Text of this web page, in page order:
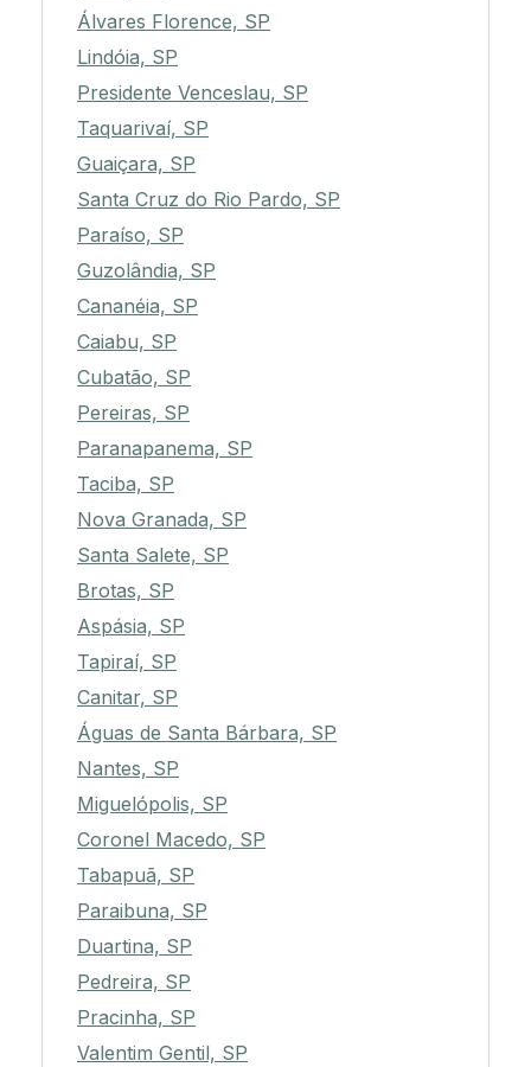
Álvares Florence, SP
Lindóia, SP
Presidente Venceslau, SP
Taquarivaí, SP
Guaiçara, SP
Santa Cruz do Rio Pardo, SP
Paraíso, SP
Guzolândia, SP
Cananéia, SP
Caiabu, SP
Cubatão, SP
Pereiras, SP
Paranapanema, SP
Taciba, SP
Nova Granada, SP
Santa Salete, SP
Brotas, SP
Aspásia, SP
Tapiraí, SP
Canitar, SP
Águas de Santa Bárbara, SP
Nantes, SP
Miguelópolis, SP
Coronel Macedo, SP
Tabapuã, SP
Paraibuna, SP
Duartina, SP
Pedreira, SP
Pracinha, SP
Valentim Gentil, SP